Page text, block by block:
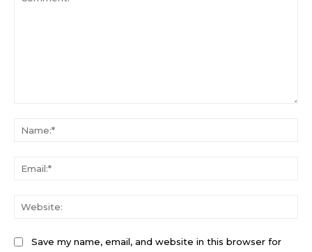
Save my name, email, and website in this browser for